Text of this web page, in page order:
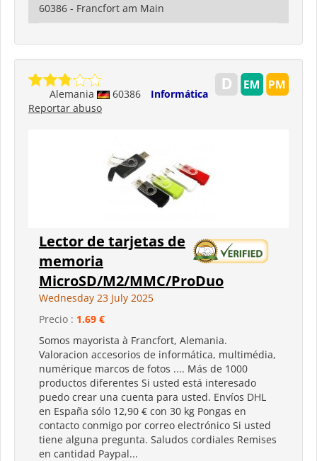
60386 - Francfort am Main
Alemania 60386
Informática
Reportar abuso
Lector de tarjetas de
memoria
MicroSD/M2/MMC/ProDuo
Wednesday 23 July 2025
Precio : 1.69 €
Somos mayorista à Francfort, Alemania.
Valoracion accesorios de informática, multimédia,
numérique marcos de fotos .... Más de 1000
productos diferentes Si usted está interesado
puedo crear una cuenta para usted. Envíos DHL
en España sólo 12,90 € con 30 kg Pongas en
contacto conmigo por correo electrónico Si usted
tiene alguna pregunta. Saludos cordiales Remises
en cantidad Paypal...